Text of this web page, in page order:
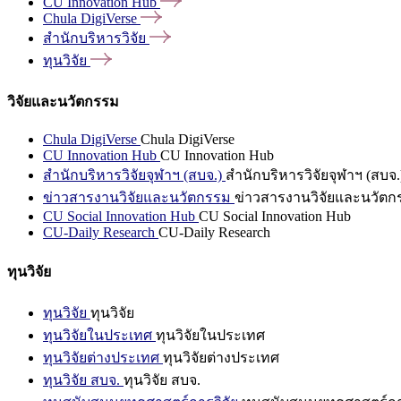
Chula DigiVerse
สำนักบริหารวิจัย
ทุนวิจัย
วิจัยและนวัตกรรม
Chula DigiVerse Chula DigiVerse
CU Innovation Hub CU Innovation Hub
สำนักบริหารวิจัยจุฬาฯ (สบจ.) สำนักบริหารวิจัยจุฬาฯ (สบจ
ข่าวสารงานวิจัยและนวัตกรรม ข่าวสารงานวิจัยและนวัตก
CU Social Innovation Hub CU Social Innovation Hub
CU-Daily Research CU-Daily Research
ทุนวิจัย
ทุนวิจัย ทุนวิจัย
ทุนวิจัยในประเทศ ทุนวิจัยในประเทศ
ทุนวิจัยต่างประเทศ ทุนวิจัยต่างประเทศ
ทุนวิจัย สบจ. ทุนวิจัย สบจ.